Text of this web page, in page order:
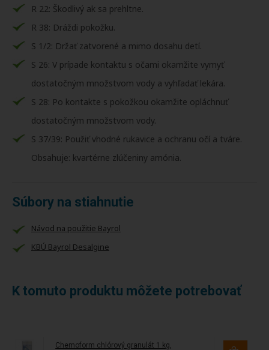
R 22: Škodlivý ak sa prehltne.
R 38: Dráždi pokožku.
S 1/2: Držať zatvorené a mimo dosahu detí.
S 26: V prípade kontaktu s očami okamžite vymyť
dostatočným množstvom vody a vyhľadať lekára.
S 28: Po kontakte s pokožkou okamžite opláchnuť
dostatočným množstvom vody.
S 37/39: Použiť vhodné rukavice a ochranu očí a tváre.
Obsahuje: kvartérne zlúčeniny amónia.
Súbory na stiahnutie
Návod na použitie Bayrol
KBÚ Bayrol Desalgine
K tomuto produktu môžete potrebovať
Chemoform chlórový granulát 1 kg,